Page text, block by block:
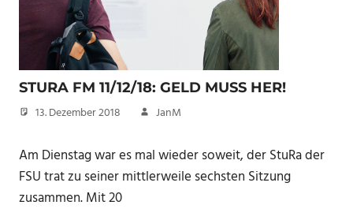
STURA FM 11/12/18: GELD MUSS HER!
13. Dezember 2018 JanM
Am Dienstag war es mal wieder soweit, der StuRa der
FSU trat zu seiner mittlerweile sechsten Sitzung
zusammen. Mit 20